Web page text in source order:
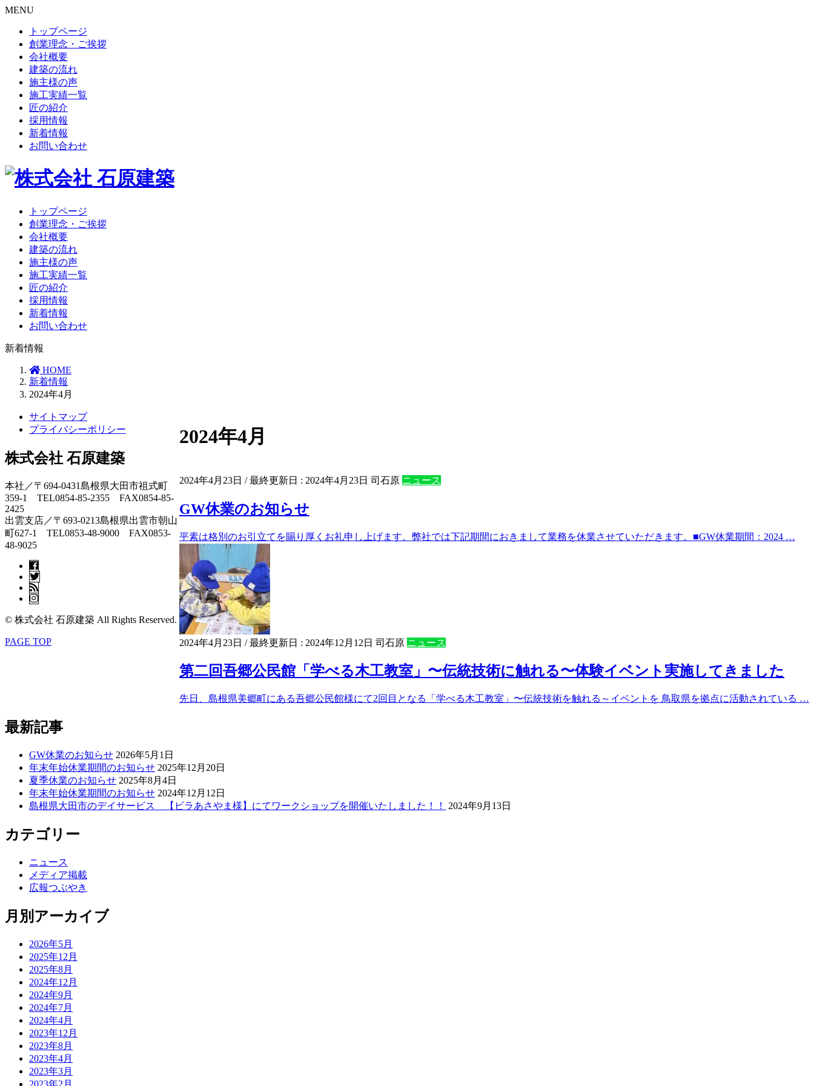
MENU
トップページ
創業理念・ご挨拶
会社概要
建築の流れ
施主様の声
施工実績一覧
匠の紹介
採用情報
新着情報
お問い合わせ
トップページ
創業理念・ご挨拶
会社概要
建築の流れ
施主様の声
施工実績一覧
匠の紹介
採用情報
新着情報
お問い合わせ
新着情報
HOME
新着情報
2024年4月
2024年4月
2024年4月23日 / 最終更新日 : 2024年4月23日 司石原 ニュース
GW休業のお知らせ
平素は格別のお引立てを賜り厚くお礼申し上げます。弊社では下記期間におきまして業務を休業させていただきます。■GW休業期間：2024 …
2024年4月23日 / 最終更新日 : 2024年12月12日 司石原 ニュース
第二回吾郷公民館「学べる木工教室」〜伝統技術に触れる〜体験イベント実施してきました
先日、島根県美郷町にある吾郷公民館様にて2回目となる「学べる木工教室」〜伝統技術を触れる～イベントを 鳥取県を拠点に活動されている …
最新記事
GW休業のお知らせ 2026年5月1日
年末年始休業期間のお知らせ 2025年12月20日
夏季休業のお知らせ 2025年8月4日
年末年始休業期間のお知らせ 2024年12月12日
島根県大田市のデイサービス 【ビラあさやま様】にてワークショップを開催いたしました！！
2024年9月13日
カテゴリー
ニュース
メディア掲載
広報つぶやき
月別アーカイブ
2026年5月
2025年12月
2025年8月
2024年12月
2024年9月
2024年7月
2024年4月
2023年12月
2023年8月
2023年4月
2023年3月
2023年2月
サイトマップ
プライバシーポリシー
株式会社 石原建築
本社／〒694-0431島根県大田市祖式町
359-1 TEL0854-85-2355 FAX0854-85-
2425
出雲支店／〒693-0213島根県出雲市朝山
町627-1 TEL0853-48-9000 FAX0853-
48-9025
© 株式会社 石原建築 All Rights Reserved.
PAGE TOP